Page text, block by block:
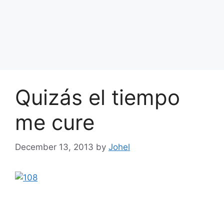
Quizás el tiempo
me cure
December 13, 2013 by Johel